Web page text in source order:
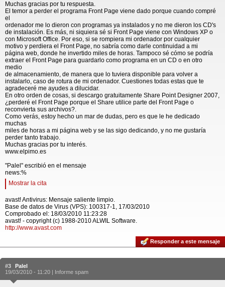
Muchas gracias por tu respuesta.
El temor a perder el programa Front Page viene dado porque cuando compré
el
ordenador me lo dieron con programas ya instalados y no me dieron los CD's
de instalación. Es más, ni siquiera sé si Front Page viene con Windows XP o
con Microsoft Office. Por eso, si se rompiera mi ordenador por cualquier
motivo y perdiera el Front Page, no sabría como darle continuidad a mi
página web, donde he invertido miles de horas. Tampoco sé cómo se podría
extraer el Front Page para guardarlo como programa en un CD o en otro
medio
de almacenamiento, de manera que lo tuviera disponible para volver a
instalarlo, caso de rotura de mi ordenador. Cuestiones todas estas que te
agradeceré me ayudes a dilucidar.
En otro orden de cosas, si descargo gratuitamente Share Point Designer 2007,
¿perderé el Front Page porque el Share utilice parte del Front Page o
reconvierta sus archivos?.
Como verás, estoy hecho un mar de dudas, pero es que le he dedicado
muchas
miles de horas a mi página web y se las sigo dedicando, y no me gustaría
perder tanto trabajo.
Muchas gracias por tu interés.
www.elpimo.es
"Palel" escribió en el mensaje
news:%
Mostrar la cita
avast! Antivirus: Mensaje saliente limpio.
Base de datos de Virus (VPS): 100317-1, 17/03/2010
Comprobado el: 18/03/2010 11:23:28
avast! - copyright (c) 1988-2010 ALWIL Software.
http://www.avast.com
Responder a este mensaje
#3
Palel
19/03/2010 - 11:20 | Informe spam